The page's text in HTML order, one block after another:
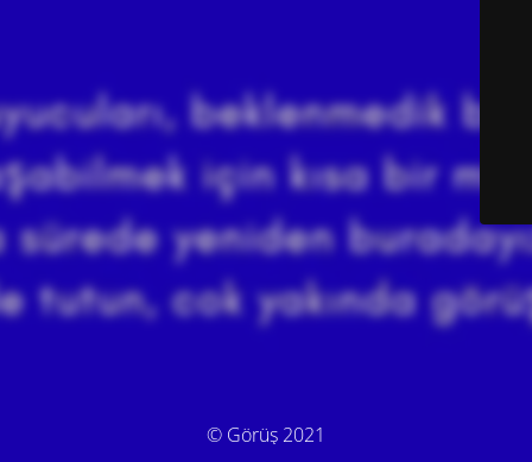
© Görüş 2021